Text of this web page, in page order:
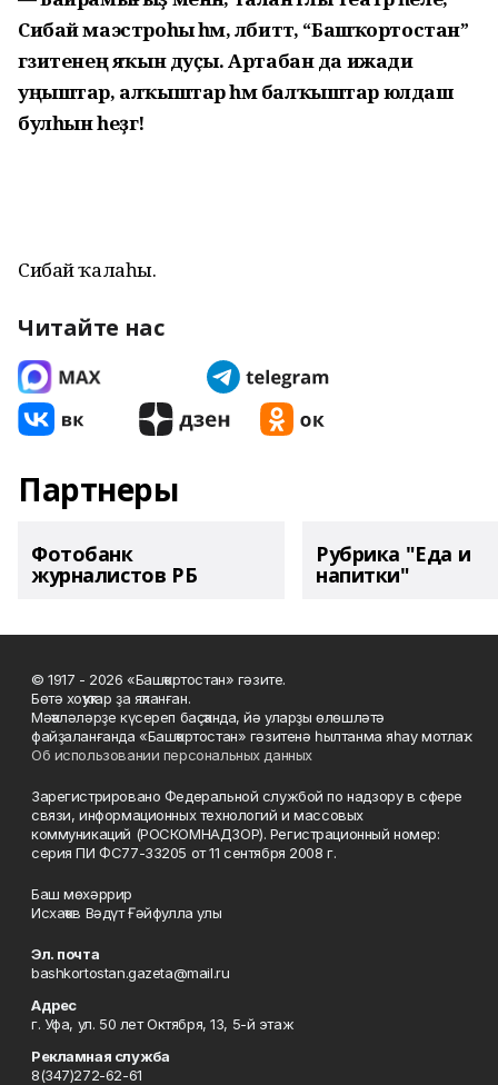
Сибай маэстроһы һәм, әлбиттә, “Башҡортостан”
гәзитенең яҡын дуҫы. Артабан да ижади
уңыштар, алҡыштар һәм балҡыштар юлдаш
булһын һеҙгә!
Сибай ҡалаһы.
Читайте нас
Партнеры
Фотобанк
журналистов РБ
Рубрика "Еда и
напитки"
© 1917 - 2026 «Башҡортостан» гәзите.
Бөтә хоҡуҡтар ҙа яҡланған.
Мәҡәләләрҙе күсереп баҫҡанда, йә уларҙы өлөшләтә
файҙаланғанда «Башҡортостан» гәзитенә һылтанма яһау мотлаҡ.
Об использовании персональных данных
Зарегистрировано Федеральной службой по надзору в сфере
связи, информационных технологий и массовых
коммуникаций (РОСКОМНАДЗОР). Регистрационный номер:
серия ПИ ФС77-33205 от 11 сентября 2008 г.
Баш мөхәррир
Исхаҡов Вәдүт Ғәйфулла улы
Эл. почта
bashkortostan.gazeta@mail.ru
Адрес
г. Уфа, ул. 50 лет Октября, 13, 5-й этаж
Рекламная служба
8(347)272-62-61